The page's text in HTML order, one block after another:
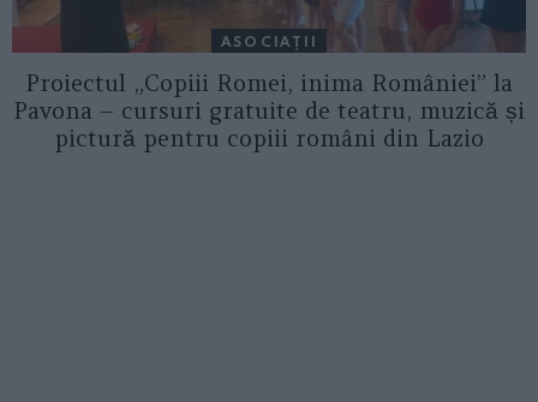
ASOCIAŢII
Proiectul „Copiii Romei, inima României” la
Pavona – cursuri gratuite de teatru, muzică și
pictură pentru copiii români din Lazio